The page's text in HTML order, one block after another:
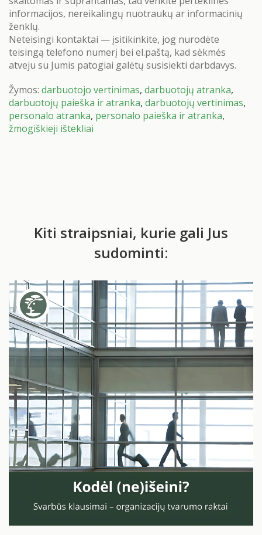
informacijos, nereikalingų nuotraukų ar informacinių
ženklų.
Neteisingi kontaktai — įsitikinkite, jog nurodėte
teisingą telefono numerį bei el.paštą, kad sėkmės
atveju su Jumis patogiai galėtų susisiekti darbdavys.
Žymos: darbuotojo vertinimas, darbuotojų atranka,
darbuotojų paieška ir atranka, darbuotojų vertinimas,
personalo atranka, personalo paieška ir atranka,
žmogiškieji ištekliai
Kiti straipsniai, kurie gali Jus
sudominti: